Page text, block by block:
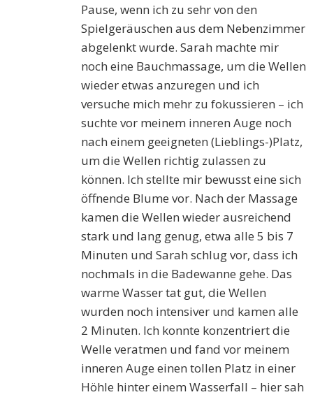
Pause, wenn ich zu sehr von den
Spielgeräuschen aus dem Nebenzimmer
abgelenkt wurde. Sarah machte mir
noch eine Bauchmassage, um die Wellen
wieder etwas anzuregen und ich
versuche mich mehr zu fokussieren – ich
suchte vor meinem inneren Auge noch
nach einem geeigneten (Lieblings-)Platz,
um die Wellen richtig zulassen zu
können. Ich stellte mir bewusst eine sich
öffnende Blume vor. Nach der Massage
kamen die Wellen wieder ausreichend
stark und lang genug, etwa alle 5 bis 7
Minuten und Sarah schlug vor, dass ich
nochmals in die Badewanne gehe. Das
warme Wasser tat gut, die Wellen
wurden noch intensiver und kamen alle
2 Minuten. Ich konnte konzentriert die
Welle veratmen und fand vor meinem
inneren Auge einen tollen Platz in einer
Höhle hinter einem Wasserfall – hier sah